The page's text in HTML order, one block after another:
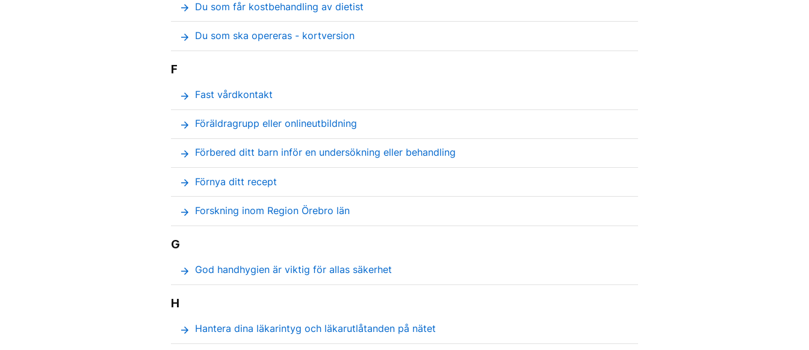
arrow_forward Du som får kostbehandling av dietist
arrow_forward Du som ska opereras - kortversion
F
arrow_forward Fast vårdkontakt
arrow_forward Föräldragrupp eller onlineutbildning
arrow_forward Förbered ditt barn inför en undersökning eller behandling
arrow_forward Förnya ditt recept
arrow_forward Forskning inom Region Örebro län
G
arrow_forward God handhygien är viktig för allas säkerhet
H
arrow_forward Hantera dina läkarintyg och läkarutlåtanden på nätet